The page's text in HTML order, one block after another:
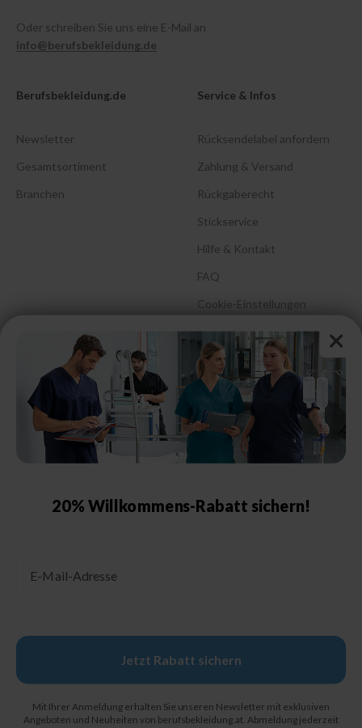
Oder schreiben Sie uns eine E-Mail an
info@berufsbekleidung.de
Berufsbekleidung.de
Newsletter
Gesamtsortiment
Branchen
Service & Infos
Rücksendelabel anfordern
Zahlung & Versand
Rückgaberecht
Stickservice
Hilfe & Kontakt
FAQ
Cookie-Einstellungen
Barrierefreiheitserklärung
Größenberatung &
Pflegehinweise
Größentabelle Damen
Größentabelle Schuhe
Pflegehinweise
© 2026, Berufsbekleidung.de
20% Willkommens-Rabatt sichern!
Jetzt Rabatt sichern
Mit Ihrer Anmeldung erhalten Sie unseren Newsletter mit exklusiven
Angeboten und Neuheiten von berufsbekleidung.at. Abmeldung jederzeit